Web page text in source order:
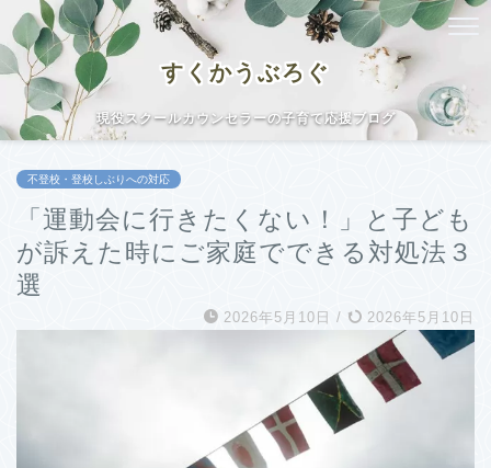
すくかうぶろぐ
現役スクールカウンセラーの子育て応援ブログ
不登校・登校しぶりへの対応
「運動会に行きたくない！」と子ども
が訴えた時にご家庭でできる対処法３
選
2026年5月10日 / 2026年5月10日